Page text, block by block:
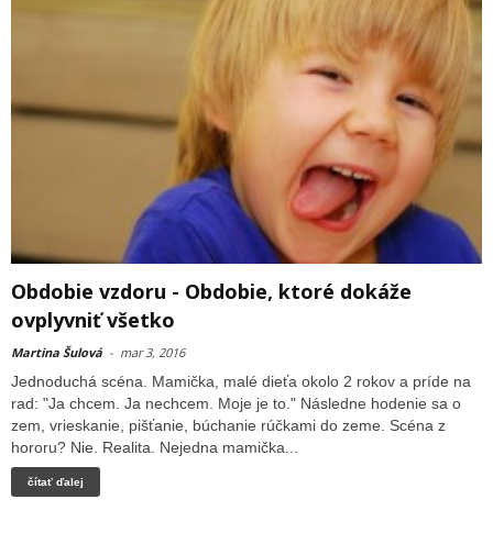
Obdobie vzdoru - Obdobie, ktoré dokáže
ovplyvniť všetko
Martina Šulová - mar 3, 2016
Jednoduchá scéna. Mamička, malé dieťa okolo 2 rokov a príde na
rad: "Ja chcem. Ja nechcem. Moje je to." Následne hodenie sa o
zem, vrieskanie, pišťanie, búchanie rúčkami do zeme. Scéna z
hororu? Nie. Realita. Nejedna mamička...
čítať ďalej